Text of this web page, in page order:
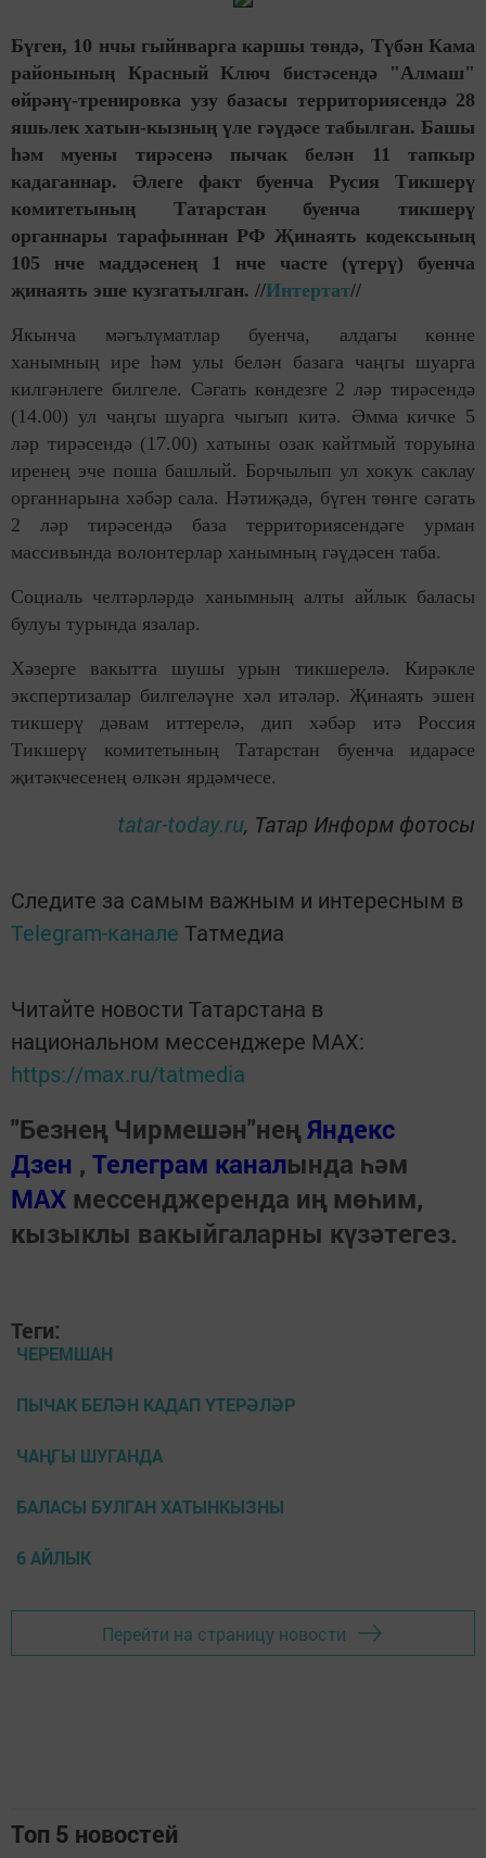
Бүген, 10 нчы гыйнварга каршы төндә, Түбән Кама
районының Красный Ключ бистәсендә "Алмаш"
өйрәнү-тренировка узу базасы территориясендә 28
яшьлек хатын-кызның үле гәүдәсе табылган. Башы
һәм муены тирәсенә пычак белән 11 тапкыр
кадаганнар. Әлеге факт буенча Русия Тикшерү
комитетының Татарстан буенча тикшерү
органнары тарафыннан РФ Җинаять кодексының
105 нче маддәсенең 1 нче часте (үтерү) буенча
җинаять эше кузгатылган. //Интертат//
Якынча мәгълүматлар буенча, алдагы көнне
ханымның ире һәм улы белән базага чаңгы шуарга
килгәнлеге билгеле. Сәгать көндезге 2 ләр тирәсендә
(14.00) ул чаңгы шуарга чыгып китә. Әмма кичке 5
ләр тирәсендә (17.00) хатыны озак кайтмый торуына
иренең эче поша башлый. Борчылып ул хокук саклау
органнарына хәбәр сала. Нәтиҗәдә, бүген төнге сәгать
2 ләр тирәсендә база территориясендәге урман
массивында волонтерлар ханымның гәүдәсен таба.
Социаль челтәрләрдә ханымның алты айлык баласы
булуы турында язалар.
Хәзерге вакытта шушы урын тикшерелә. Кирәкле
экспертизалар билгеләүне хәл итәләр. Җинаять эшен
тикшерү дәвам иттерелә, дип хәбәр итә Россия
Тикшерү комитетының Татарстан буенча идарәсе
җитәкчесенең өлкән ярдәмчесе.
tatar-today.ru, Татар Информ фотосы
Следите за самым важным и интересным в
Telegram-канале Татмедиа
Читайте новости Татарстана в
национальном мессенджере MАХ:
https://max.ru/tatmedia
"Безнең Чирмешән"неңЯндекс
Дзен , Телеграм каналында һәм
МАХ мессенджеренда иң мөһим,
кызыклы вакыйгаларны күзәтегез.
Теги:
ЧЕРЕМШАН
ПЫЧАК БЕЛӘН КАДАП ҮТЕРӘЛӘР
ЧАҢГЫ ШУГАНДА
БАЛАСЫ БУЛГАН ХАТЫНКЫЗНЫ
6 АЙЛЫК
Перейти на страницу новости
Топ 5 новостей